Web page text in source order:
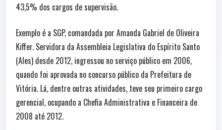
43,5% dos cargos de supervisão.
Exemplo é a SGP, comandada por Amanda Gabriel de Oliveira
Kiffer. Servidora da Assembleia Legislativa do Espírito Santo
(Ales) desde 2012, ingressou no serviço público em 2006,
quando foi aprovada no concurso público da Prefeitura de
Vitória. Lá, dentre outras atividades, teve seu primeiro cargo
gerencial, ocupando a Chefia Administrativa e Financeira de
2008 até 2012.